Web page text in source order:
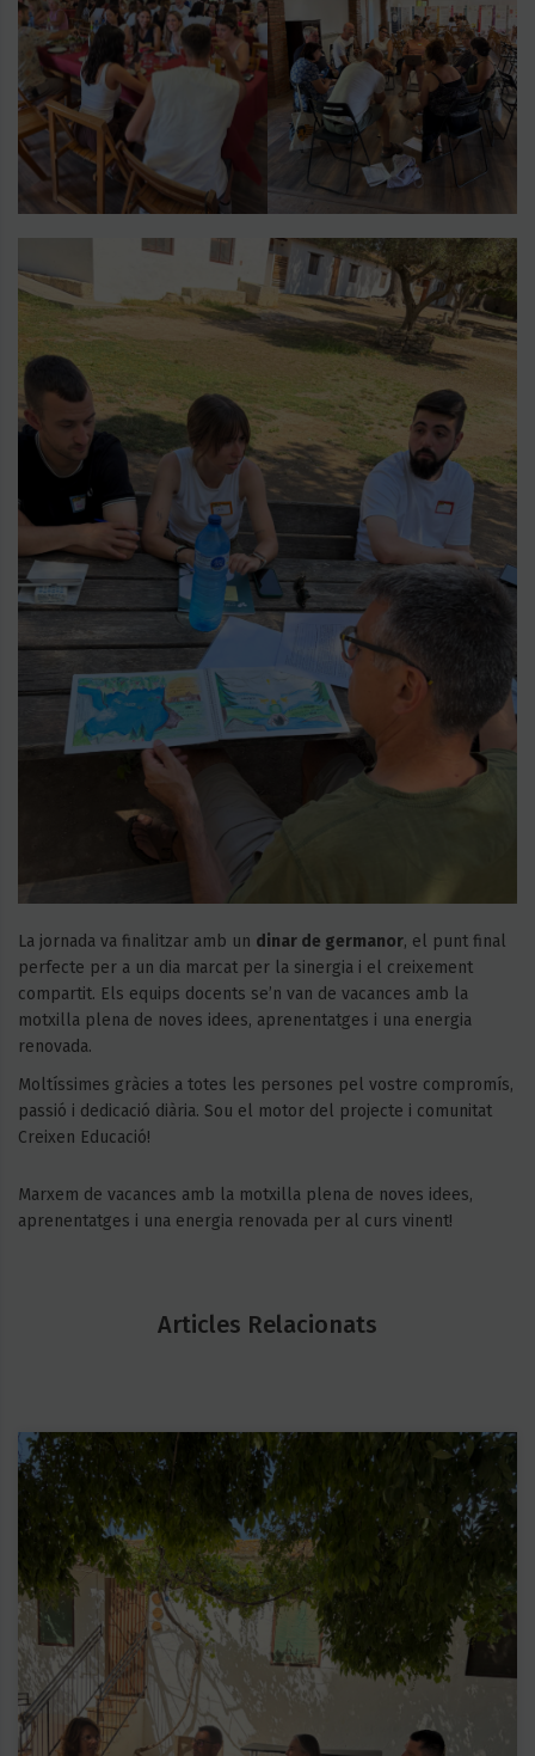
La jornada va finalitzar amb un dinar de germanor, el punt final
perfecte per a un dia marcat per la sinergia i el creixement
compartit. Els equips docents se’n van de vacances amb la
motxilla plena de noves idees, aprenentatges i una energia
renovada.
Moltíssimes gràcies a totes les persones pel vostre compromís,
passió i dedicació diària. Sou el motor del projecte i comunitat
Creixen Educació!
Marxem de vacances amb la motxilla plena de noves idees,
aprenentatges i una energia renovada per al curs vinent!
Articles Relacionats